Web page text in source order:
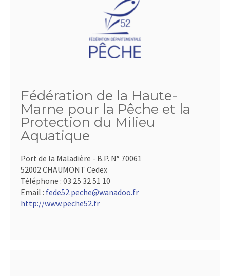
Fédération de la Haute-
Marne pour la Pêche et la
Protection du Milieu
Aquatique
Port de la Maladière - B.P. N° 70061
52002 CHAUMONT Cedex
Téléphone : 03 25 32 51 10
Email : fede52.peche@wanadoo.fr
http://www.peche52.fr